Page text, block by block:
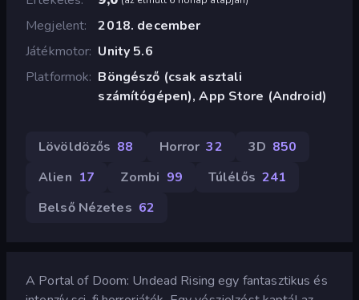
Megjelent
2018. december
Játékmotor Unity 5.6
Platformok Böngésző (csak asztali
számítógépen), App Store (Android)
Lövöldözős 88 Horror 32 3D 850
Alien 17 Zombi 99 Túlélős 241
Belső Nézetes 62
A Portal of Doom: Undead Rising egy fantasztikus és